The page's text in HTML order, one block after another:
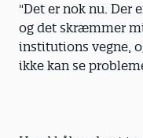
"Det er nok nu. Der
og det skræmmer
institutions vegne,
ikke kan se